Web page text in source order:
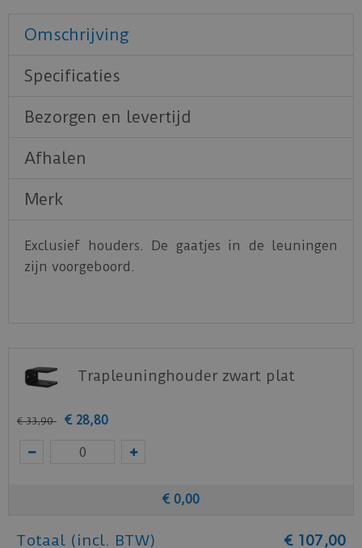
Omschrijving
Specificaties
Bezorgen en levertijd
Afhalen
Merk
Exclusief houders. De gaatjes in de leuningen
zijn voorgeboord.
Trapleuninghouder zwart plat
€ 33,90 € 28,80
€ 0,00
Totaal (incl. BTW) € 107,00